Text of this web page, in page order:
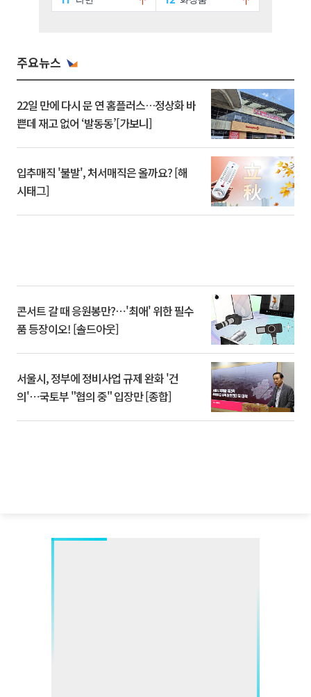
주요뉴스
22일 만에 다시 문 연 홈플러스…정상화 바
쁜데 재고 없어 ‘발동동’[가보니]
입추매직 '불발', 처서매직은 올까요? [해
시태그]
콘서트 갈 때 응원봉만?⋯'최애' 위한 필수
품 등장이오! [솔드아웃]
서울시, 정부에 정비사업 규제 완화 '건
의'⋯국토부 "협의 중" 입장만 [종합]